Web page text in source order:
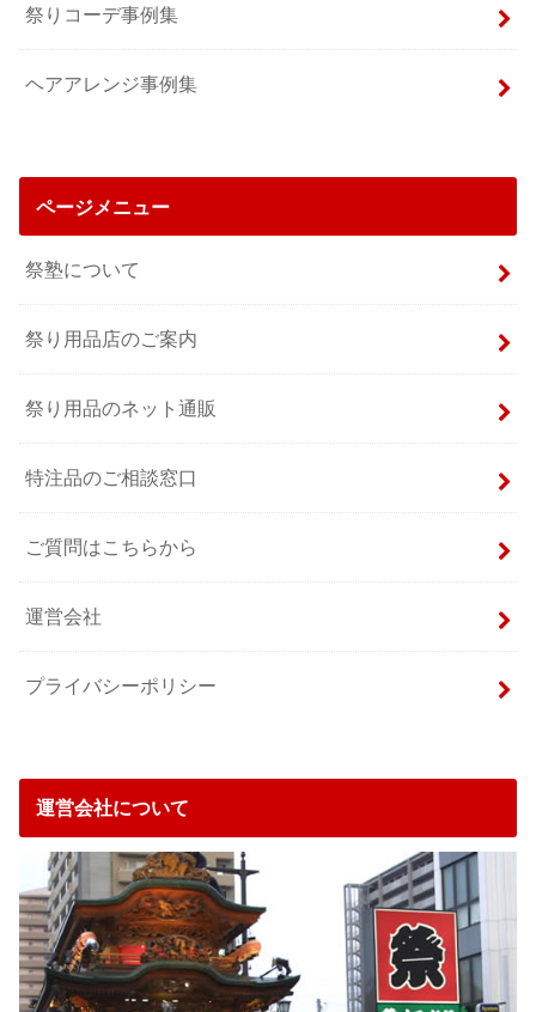
祭りコーデ事例集
ヘアアレンジ事例集
ページメニュー
祭塾について
祭り用品店のご案内
祭り用品のネット通販
特注品のご相談窓口
ご質問はこちらから
運営会社
プライバシーポリシー
運営会社について